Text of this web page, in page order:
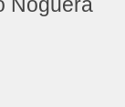
Noguera